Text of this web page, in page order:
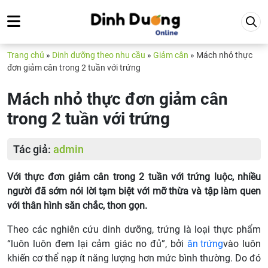
Trang chủ » Dinh dưỡng theo nhu cầu » Giảm cân » Mách nhỏ thực
đơn giảm cân trong 2 tuần với trứng
Mách nhỏ thực đơn giảm cân
trong 2 tuần với trứng
Tác giả: admin
Với thực đơn giảm cân trong 2 tuần với trứng luộc, nhiều
người đã sớm nói lời tạm biệt với mỡ thừa và tập làm quen
với thân hình săn chắc, thon gọn.
Theo các nghiên cứu dinh dưỡng, trứng là loại thực phẩm
“luôn luôn đem lại cảm giác no đủ”, bởi ăn trứngvào luôn
khiến cơ thể nạp ít năng lượng hơn mức bình thường. Do đó